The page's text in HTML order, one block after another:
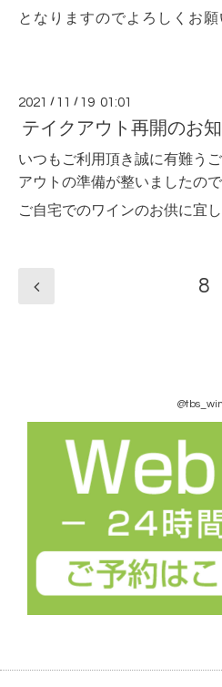
となりますのでよろしくお願
2021 / 11 / 19 01:01
テイクアウト再開のお
いつもご利用頂き誠に有難う
アウトの準備が整いましたので
ご自宅でのワインのお供に宜
8